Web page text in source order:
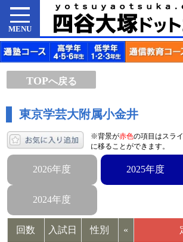
MENU
TOPへ戻る
東京学芸大附属小金井
※背景が赤色の項目はスラ
に移ることができます。
2026年度 2025年度
2024年度
回数 入試日 性別 «